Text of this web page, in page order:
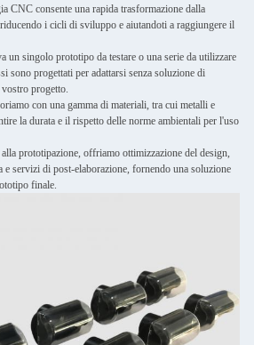
CNC consente una rapida trasformazione dalla
i cicli di sviluppo e aiutandoti a raggiungere il
un singolo prototipo da testare o una serie da utilizzare
sono progettati per adattarsi senza soluzione di
progetto.
con una gamma di materiali, tra cui metalli e
la durata e il rispetto delle norme ambientali per l'uso
prototipazione, offriamo ottimizzazione del design,
e servizi di post-elaborazione, fornendo una soluzione
finale.